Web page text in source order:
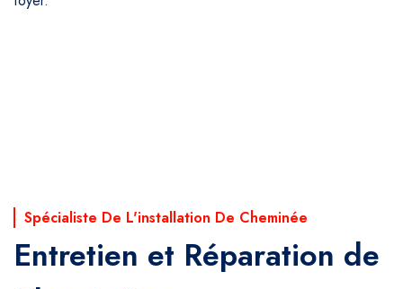
Spécialiste De L'installation De Cheminée
Entretien et Réparation de